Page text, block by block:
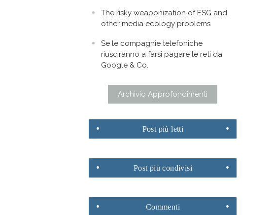
The risky weaponization of ESG and
other media ecology problems
Se le compagnie telefoniche
riusciranno a farsi pagare le reti da
Google & Co.
Archivio Approfondimenti
Post più letti
Post più condivisi
Commenti